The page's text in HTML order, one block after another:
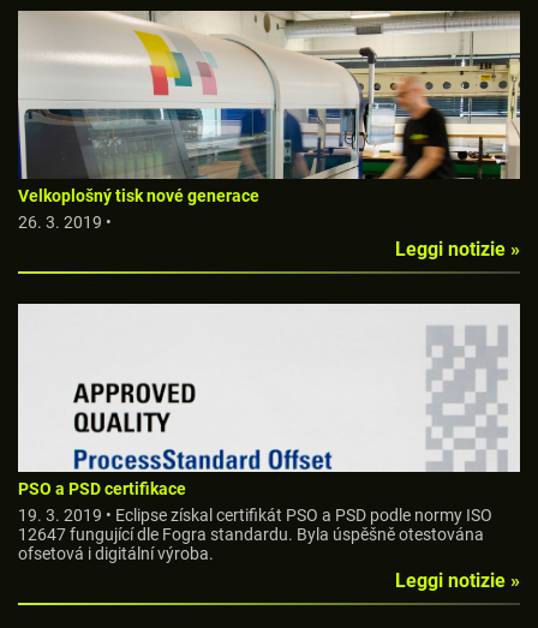
Velkoplošný tisk nové generace
26. 3. 2019 •
Leggi notizie »
PSO a PSD certifikace
19. 3. 2019 • Eclipse získal certifikát PSO a PSD podle normy ISO
12647 fungující dle Fogra standardu. Byla úspěšně otestována
ofsetová i digitální výroba.
Leggi notizie »